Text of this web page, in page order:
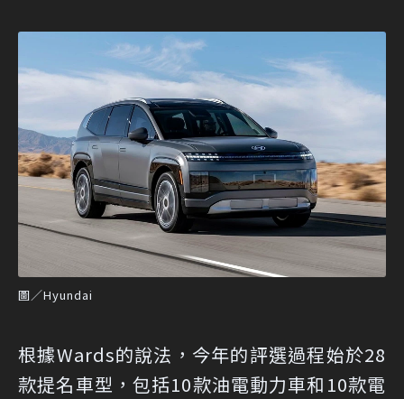
圖／Hyundai
根據Wards的說法，今年的評選過程始於28
款提名車型，包括10款油電動力車和10款電